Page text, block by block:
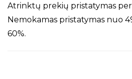
Atrinktų prekių pristatymas per
Nemokamas pristatymas nuo
60%.